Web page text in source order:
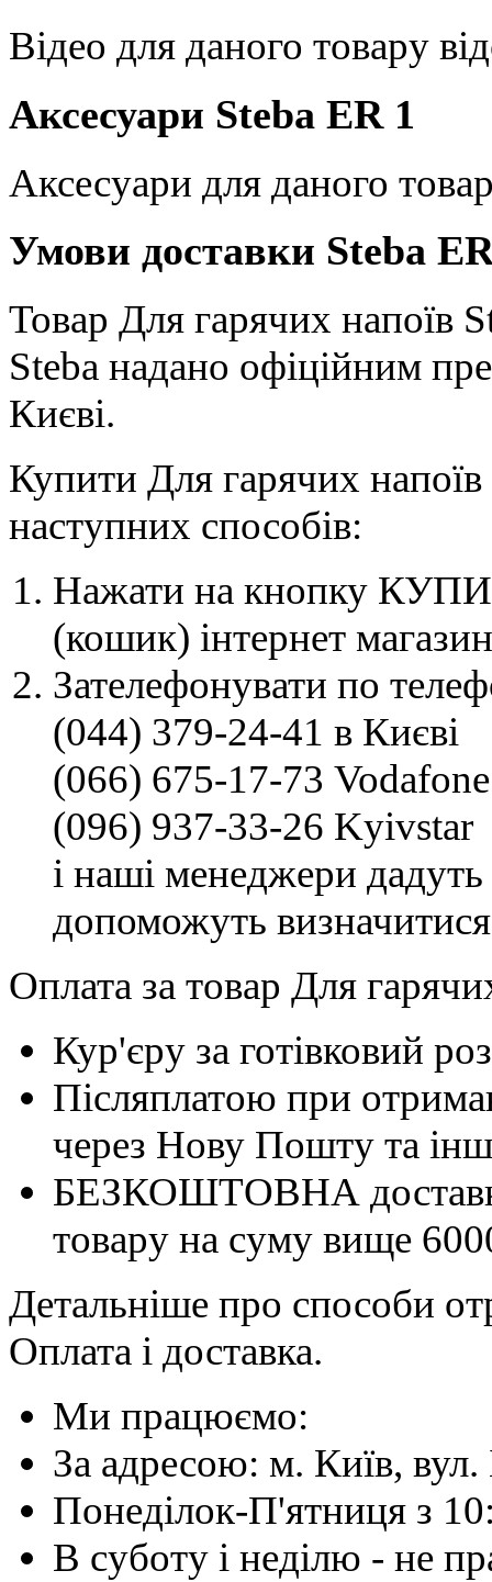
Відео для даного товару
Аксесуари Steba ER 1
Аксесуари для даного
Умови доставки Steba
Товар Для гарячих напоїв
Steba надано офіційним
Києві.
Купити Для гарячих
наступних способів:
Нажати на кнопку
(кошик) інтернет
Зателефонувати по
(044) 379-24-41 в Києві
(066) 675-17-73 Vodafone
(096) 937-33-26 Kyivstar
і наші менеджери дадуть
допоможуть
Оплата за товар Для
Кур'єру за готівковий
Післяплатою при
через Нову Пошту та
БЕЗКОШТОВНА
товару на суму вище
Детальніше про способи
Оплата і доставка.
Ми працюємо:
За адресою: м. Київ, вул.
Понеділок-П'ятниця з
В суботу і неділю - не